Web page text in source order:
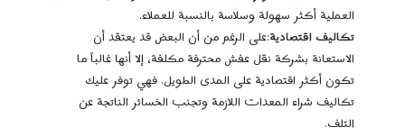
العملية أكثر سهولة وسلاسة بالنسبة للعملاء.
تكاليف اقتصادية:على الرغم من أن البعض قد يعتقد أن
الاستعانة بشركة نقل عفش محترفة مكلفة، إلا أنها غالباً ما
تكون أكثر اقتصادية على المدى الطويل. فهي توفر عليك
تكاليف شراء المعدات اللازمة وتجنب الخسائر الناتجة عن
التلف.